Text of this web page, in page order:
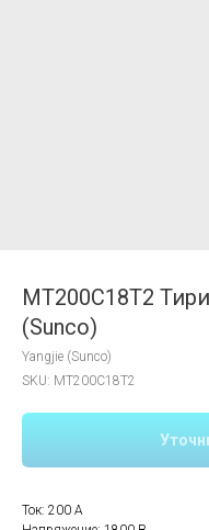
MT200C18T2
(Sunco)
Yangjie (Sunco)
SKU: MT200C18T2
Ток: 200 А